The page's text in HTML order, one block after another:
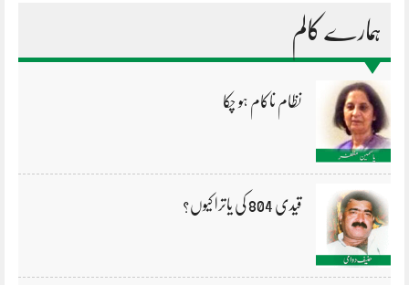
ہمارے کالم
نظام ناکام ہو چکا
قیدی 804 کی یاترا کیوں؟